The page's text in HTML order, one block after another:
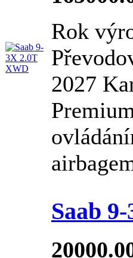
Rok
2027
Saab